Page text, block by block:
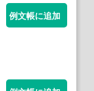
例文帳に追加